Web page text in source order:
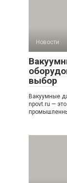
Новости
выбор
Вакуумные
npovt.ru —